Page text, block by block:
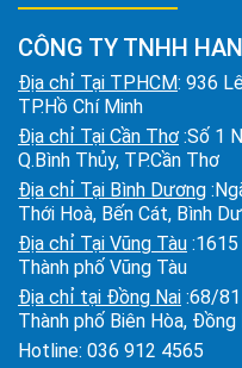
CÔNG TY TNHH
Địa chỉ Tại TPHCM: 936
TP.Hồ Chí Minh
Địa chỉ Tại Cần Thơ :Số 1
Q.Bình Thủy, TP.Cần Thơ
Địa chỉ Tại Bình Dương
Thới Hoà, Bến Cát, Bình
Địa chỉ Tại Vũng Tàu :1615
Thành phố Vũng Tàu
Địa chỉ tại Đồng Nai :68/81
Thành phố Biên Hòa, Đồng
Hotline: 036 912 4565